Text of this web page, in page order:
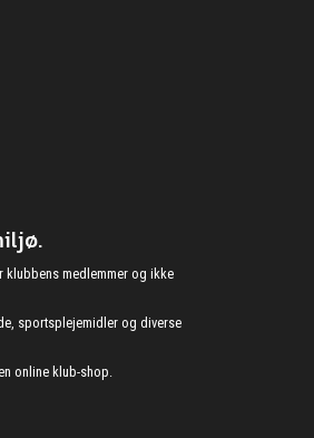
klubbens medlemmer og ikke
sportsplejemidler og diverse
online klub-shop.